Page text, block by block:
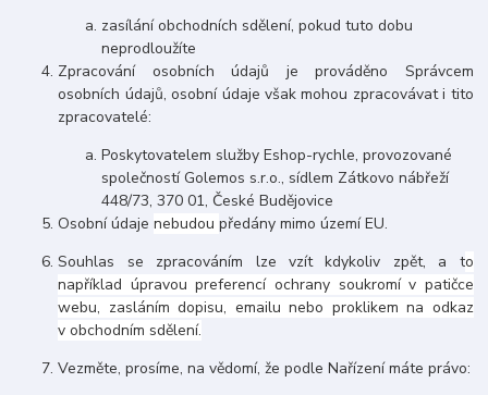
zasílání obchodních sdělení, pokud tuto dobu
neprodloužíte
Zpracování osobních údajů je prováděno Správcem
osobních údajů, osobní údaje však mohou zpracovávat i tito
zpracovatelé:
Poskytovatelem služby Eshop-rychle, provozované
společností Golemos s.r.o., sídlem Zátkovo nábřeží
448/73, 370 01, České Budějovice
Osobní údajenebudoupředány mimo území EU.
Souhlas se zpracováním lze vzít kdykoliv zpět, a to
například úpravou preferencí ochrany soukromí v patičce
webu, zasláním dopisu, emailu nebo proklikem na odkaz
v obchodním sdělení.
Vezměte, prosíme, na vědomí, že podle Nařízení máte právo: